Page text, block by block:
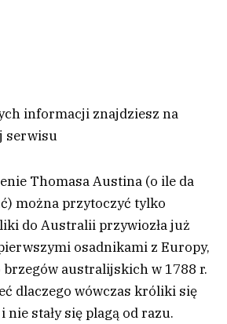
informacji znajdziesz na
serwisu
Thomasa Austina (o ile da
można przytoczyć tylko
do Australii przywiozła już
osadnikami z Europy,
brzegów australijskich w 1788 r.
dlaczego wówczas króliki się
nie stały się plagą od razu.